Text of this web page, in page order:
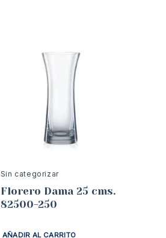
Sin categorizar
Florero Dama 25 cms.
82500-250
AÑADIR AL CARRITO